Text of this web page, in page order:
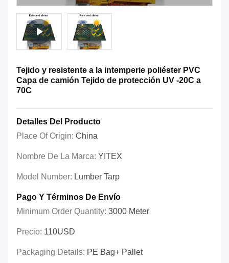
Tejido y resistente a la intemperie poliéster PVC
Capa de camión Tejido de protección UV -20C a
70C
Detalles Del Producto
Place Of Origin: China
Nombre De La Marca: YITEX
Model Number: Lumber Tarp
Pago Y Términos De Envío
Minimum Order Quantity: 3000 Meter
Precio: 110USD
Packaging Details: PE Bag+ Pallet